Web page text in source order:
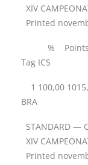
XIV
Printed
% Points
Tag ICS
1 100,00
BRA
STANDARD —
XIV
Printed